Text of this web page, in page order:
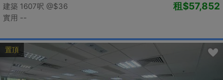
建築 1607呎 @$36
實用 --
租$57,852
置頂